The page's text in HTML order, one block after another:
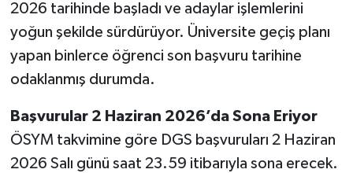
2026 tarihinde başladı ve adaylar işlemlerini
yoğun şekilde sürdürüyor. Üniversite geçiş planı
yapan binlerce öğrenci son başvuru tarihine
odaklanmış durumda.
Başvurular 2 Haziran 2026’da Sona Eriyor
ÖSYM takvimine göre DGS başvuruları 2 Haziran
2026 Salı günü saat 23.59 itibarıyla sona erecek.